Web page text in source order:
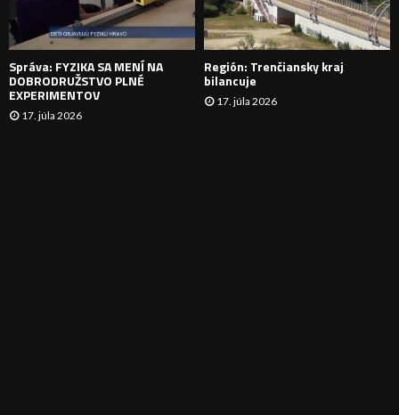
I
E
Správa: FYZIKA SA MENÍ NA
DOBRODRUŽSTVO PLNÉ
EXPERIMENTOV
17. júla 2026
Región: Trenčiansky kraj
bilancuje
17. júla 2026